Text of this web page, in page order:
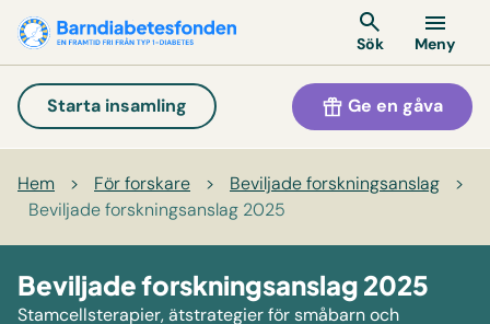
Sök Meny
Starta insamling Ge en gåva
Hem > För forskare > Beviljade forskningsanslag
>
Beviljade forskningsanslag 2025
Beviljade forskningsanslag 2025
Stamcellsterapier, ätstrategier för småbarn och